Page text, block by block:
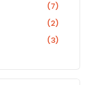
(7)
(2)
(3)